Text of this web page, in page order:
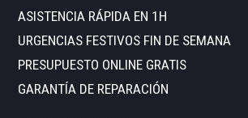
ASISTENCIA RÁPIDA EN 1H
URGENCIAS FESTIVOS FIN DE SEMANA
PRESUPUESTO ONLINE GRATIS
GARANTÍA DE REPARACIÓN